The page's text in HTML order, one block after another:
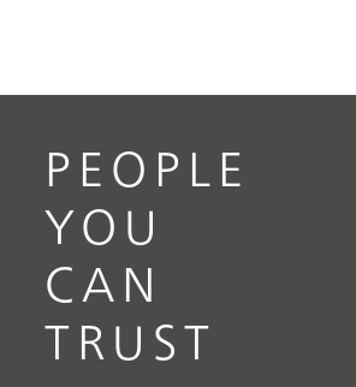
PEOPLE
YOU
CAN
TRUST